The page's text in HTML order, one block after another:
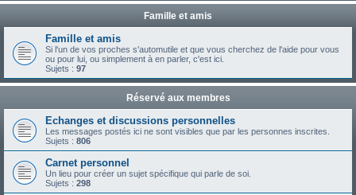
Famille et amis
Famille et amis
Si l'un de vos proches s'automutile et que vous cherchez de l'aide pour vous
ou pour lui, ou simplement à en parler, c'est ici.
Sujets : 97
Réservé aux membres
Echanges et discussions personnelles
Les messages postés ici ne sont visibles que par les personnes inscrites.
Sujets : 806
Carnet personnel
Un lieu pour créer un sujet spécifique qui parle de soi.
Sujets : 298